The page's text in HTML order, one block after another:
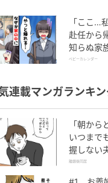
「ここ…
赴任から
知らぬ家
は！？
ベビーカレンダー
連載マンガランキ
「朝から
いつまで
握しない
離婚後同居